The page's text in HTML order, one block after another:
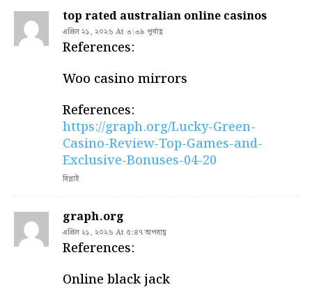
top rated australian online casinos
এপ্রিল ২১, ২০২৬ At ৩:৩৯ পূর্বাহ্ণ
References:
Woo casino mirrors
References:
https://graph.org/Lucky-Green-
Casino-Review-Top-Games-and-
Exclusive-Bonuses-04-20
রিপ্লাই
graph.org
এপ্রিল ২১, ২০২৬ At ৫:৪৭ অপরাহ্ণ
References:
Online black jack